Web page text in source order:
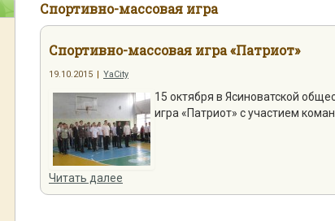
Спортивно-массовая игра
Спортивно-массовая игра «Патриот»
19.10.2015 YaCity
15 октября в Ясиноватской
игра «Патриот» с участием
Читать далее